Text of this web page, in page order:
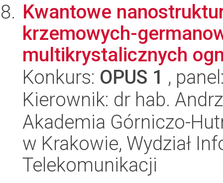
Kwantowe
krzemowych-
multikrystalicznych
Konkurs: OPUS 1 ,
Kierownik: dr hab.
Akademia Górniczo-
w Krakowie, Wydział
Telekomunikacji